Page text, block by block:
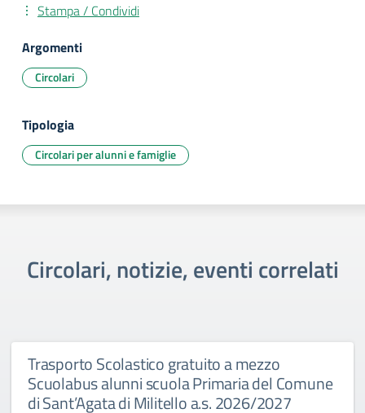
Stampa / Condividi
Argomenti
Circolari
Tipologia
Circolari per alunni e famiglie
Circolari, notizie, eventi correlati
Trasporto Scolastico gratuito a mezzo
Scuolabus alunni scuola Primaria del Comune
di Sant’Agata di Militello a.s. 2026/2027